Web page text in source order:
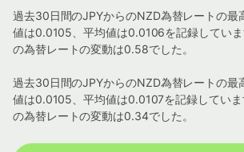
過去30日間のJPYからのNZD為替レートの
値は0.0105、平均値は0.0106を記録してい
の為替レートの変動は0.58でした。
過去30日間のJPYからのNZD為替レートの最
値は0.0105、平均値は0.0107を記録してい
の為替レートの変動は0.34でした。